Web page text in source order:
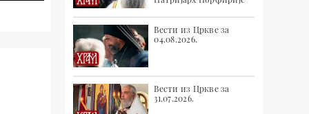
Вести из Цркве за
04.08.2026.
Вести из Цркве за
31.07.2026.